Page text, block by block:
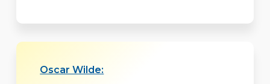
Oscar Wilde: